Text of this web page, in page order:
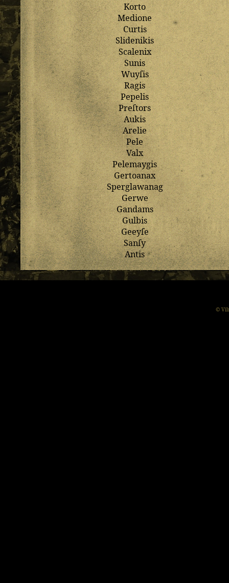
Korto
Medione
Curtis
Slidenikis
Scalenix
Sunis
Wuyſis
Ragis
Pepelis
Preſtors
Aukis
Arelie
Pele
Valx
Pelemaygis
Gertoanax
Sperglawanag
Gerwe
Gandams
Gulbis
Geeyſe
Sanſy
Antis
©